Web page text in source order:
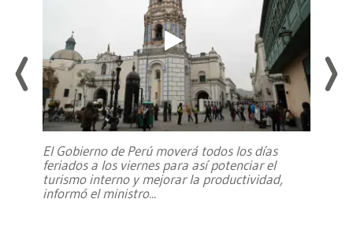
El Gobierno de Perú moverá todos los días
feriados a los viernes para así potenciar el
turismo interno y mejorar la productividad,
informó el ministro...